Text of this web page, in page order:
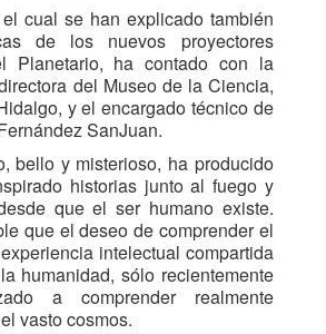
cual se han explicado también
de los nuevos proyectores
Planetario, ha contado con la
del Museo de la Ciencia,
y el encargado técnico de
SanJuan.
bello y misterioso, ha producido
historias junto al fuego y
que el ser humano existe.
que el deseo de comprender el
intelectual compartida
humanidad, sólo recientemente
a comprender realmente
vasto cosmos.